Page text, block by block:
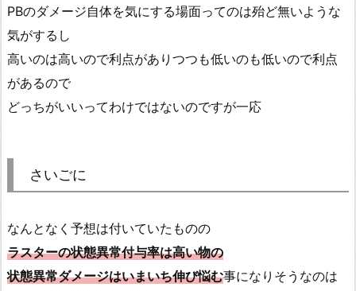
PBのダメージ自体を気にする場面ってのは殆ど無いような
気がするし
高いのは高いので利点がありつつも低いのも低いので利点
があるので
どっちがいいってわけではないのですが一応
さいごに
なんとなく予想は付いていたものの
ラスターの状態異常付与率は高い物の
状態異常ダメージはいまいち伸び悩む事になりそうなのは